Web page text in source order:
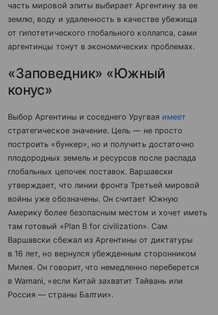
часть мировой элиты выбирает Аргентину за ее
землю, воду и удаленность в качестве убежища
от гипотетического глобального коллапса, сами
аргентинцы тонут в экономических проблемах.
«Заповедник» «Южный
конус»
Выбор Аргентины и соседнего Уругвая имеет
стратегическое значение. Цель — не просто
построить «бункер», но и получить достаточно
плодородных земель и ресурсов после распада
глобальных цепочек поставок. Варшавски
утверждает, что линии фронта Третьей мировой
войны уже обозначены. Он считает Южную
Америку более безопасным местом и хочет иметь
там готовый «Plan B for civilization». Сам
Варшавски сбежал из Аргентины от диктатуры
в 16 лет, но вернулся убежденным сторонником
Милея. Он говорит, что немедленно переберется
в Wamani, «если Китай захватит Тайвань или
Россия — страны Балтии».